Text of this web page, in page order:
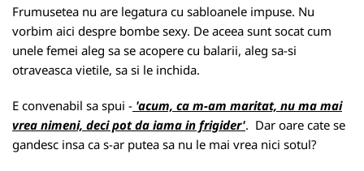
Frumusetea nu are legatura cu sabloanele impuse. Nu
vorbim aici despre bombe sexy. De aceea sunt socat cum
unele femei aleg sa se acopere cu balarii, aleg sa-si
otraveasca vietile, sa si le inchida.
E convenabil sa spui - 'acum, ca m-am maritat, nu ma mai
vrea nimeni, deci pot da iama in frigider'. Dar oare cate se
gandesc insa ca s-ar putea sa nu le mai vrea nici sotul?